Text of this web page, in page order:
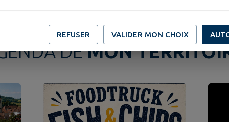
DEMON
REFUSER VALIDER MON CHOIX